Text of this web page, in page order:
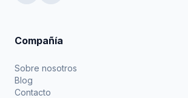
Compañía
Sobre nosotros
Blog
Contacto